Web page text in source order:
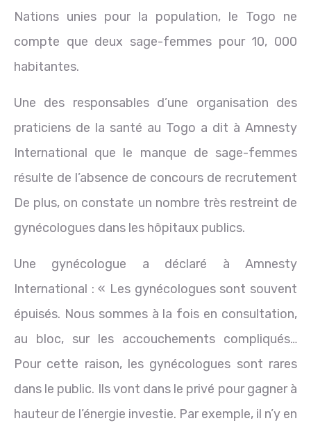
Nations unies pour la population, le Togo ne
compte que deux sage-femmes pour 10, 000
habitantes.
Une des responsables d’une organisation des
praticiens de la santé au Togo a dit à Amnesty
International que le manque de sage-femmes
résulte de l’absence de concours de recrutement
De plus, on constate un nombre très restreint de
gynécologues dans les hôpitaux publics.
Une gynécologue a déclaré à Amnesty
International : « Les gynécologues sont souvent
épuisés. Nous sommes à la fois en consultation,
au bloc, sur les accouchements compliqués…
Pour cette raison, les gynécologues sont rares
dans le public. Ils vont dans le privé pour gagner à
hauteur de l’énergie investie. Par exemple, il n’y en